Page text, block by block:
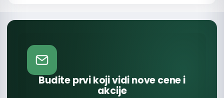
Budite prvi koji vidi nove cene i
akcije